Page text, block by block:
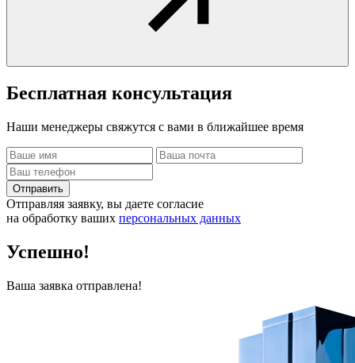
Бесплатная консультация
Наши менеджеры свяжутся с вами в ближайшее время
Отправить
Отправляя заявку, вы даете согласие
на обработку ваших персональных данных
Успешно!
Ваша заявка отправлена!